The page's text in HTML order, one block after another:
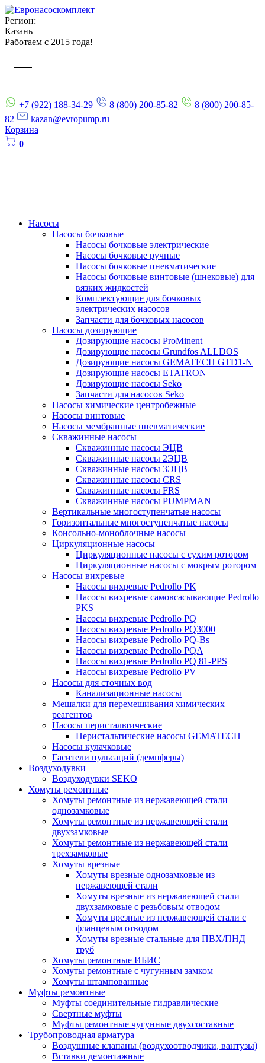
Регион:
Казань
Работаем с 2015 года!
+7 (922) 188-34-29 8 (800) 200-85-82
8 (800) 200-85-
82
kazan@evropump.ru
Корзина
0
Насосы
Насосы бочковые
Насосы бочковые электрические
Насосы бочковые ручные
Насосы бочковые пневматические
Насосы бочковые винтовые (шнековые) для
вязких жидкостей
Комплектующие для бочковых
электрических насосов
Запчасти для бочковых насосов
Насосы дозирующие
Дозирующие насосы ProMinent
Дозирующие насосы Grundfos ALLDOS
Дозирующие насосы GEMATECH GTD1-N
Дозирующие насосы ETATRON
Дозирующие насосы Seko
Запчасти для насосов Seko
Насосы химические центробежные
Насосы винтовые
Насосы мембранные пневматические
Скважинные насосы
Скважинные насосы ЭЦВ
Скважинные насосы 2ЭЦВ
Скважинные насосы 3ЭЦВ
Скважинные насосы CRS
Скважинные насосы FRS
Скважинные насосы PUMPMAN
Вертикальные многоступенчатые насосы
Горизонтальные многоступенчатые насосы
Консольно-моноблочные насосы
Циркуляционные насосы
Циркуляционные насосы с сухим ротором
Циркуляционные насосы с мокрым ротором
Насосы вихревые
Насосы вихревые Pedrollo PK
Насосы вихревые самовсасывающие Pedrollo
PKS
Насосы вихревые Pedrollo PQ
Насосы вихревые Pedrollo PQ3000
Насосы вихревые Pedrollo PQ-Bs
Насосы вихревые Pedrollo PQA
Насосы вихревые Pedrollo PQ 81-PPS
Насосы вихревые Pedrollo PV
Насосы для сточных вод
Канализационные насосы
Мешалки для перемешивания химических
реагентов
Насосы перистальтические
Перистальтические насосы GEMATECH
Насосы кулачковые
Гасители пульсаций (демпферы)
Воздуходувки
Воздуходувки SEKO
Хомуты ремонтные
Хомуты ремонтные из нержавеющей стали
однозамковые
Хомуты ремонтные из нержавеющей стали
двухзамковые
Хомуты ремонтные из нержавеющей стали
трехзамковые
Хомуты врезные
Хомуты врезные однозамковые из
нержавеющей стали
Хомуты врезные из нержавеющей стали
двухзамковые с резьбовым отводом
Хомуты врезные из нержавеющей стали с
фланцевым отводом
Хомуты врезные стальные для ПВХ/ПНД
труб
Хомуты ремонтные ИБИС
Хомуты ремонтные с чугунным замком
Хомуты штампованные
Муфты ремонтные
Муфты соединительные гидравлические
Свертные муфты
Муфты ремонтные чугунные двухсоставные
Трубопроводная арматура
Воздушные клапаны (воздухоотводчики, вантузы)
Вставки демонтажные